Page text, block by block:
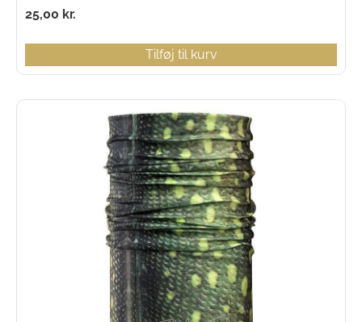
25,00 kr.
Tilføj til kurv